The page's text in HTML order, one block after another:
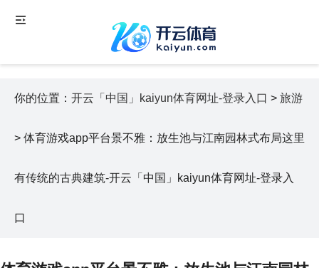
你的位置： 开云「中国」kaiyun体育网址-登录入口 > 旅游
> 体育游戏app平台景不雅：放生池与江南园林式布局这里
有传统的古典建筑-开云「中国」kaiyun体育网址-登录入
口